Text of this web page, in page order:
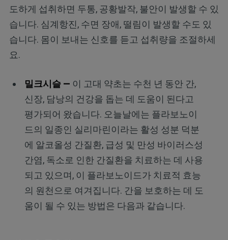
도하게 섭취하면 두통, 공황발작, 불안이 발생할 수 있
습니다. 심계항진, 수면 장애, 떨림이 발생할 수도 있
습니다. 몸이 보내는 신호를 듣고 섭취량을 조절하세
요.
밀크시슬 — 이 고대 약초는 수천 년 동안 간,
신장, 담낭의 건강을 돕는 데 도움이 된다고
평가되어 왔습니다. 오늘날에는 플라보노이
드의 일종인 실리마린이라는 활성 성분 덕분
에 알코올성 간질환, 급성 및 만성 바이러스성
간염, 독소로 인한 간질환을 치료하는 데 사용
되고 있으며, 이 플라보노이드가 치료적 효능
의 원천으로 여겨집니다. 간을 보호하는 데 도
움이 될 수 있는 방법은 다음과 같습니다.